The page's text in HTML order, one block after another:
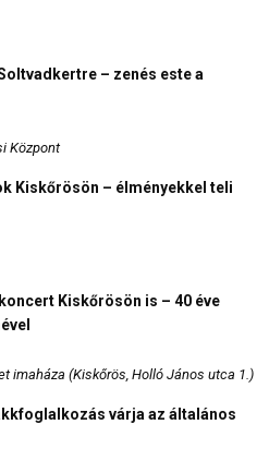
– zenés este a
Központ
Kiskőrösön – élményekkel teli
Kiskőrösön is – 40 éve
imaháza (Kiskőrös, Holló János utca 1.)
várja az általános